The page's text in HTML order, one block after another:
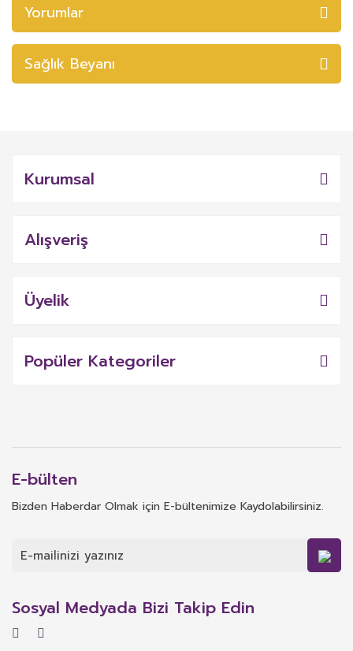
Yorumlar
Sağlık Beyanı
Kurumsal
Alışveriş
Üyelik
Popüler Kategoriler
E-bülten
Bizden Haberdar Olmak için E-bültenimize Kaydolabilirsiniz.
Sosyal Medyada Bizi Takip Edin